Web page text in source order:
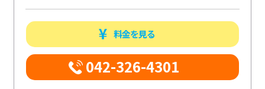
料金を見る
042-326-4301